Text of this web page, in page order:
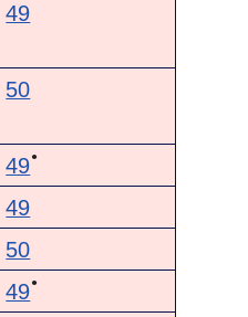
49
50
49●
49
50
49●